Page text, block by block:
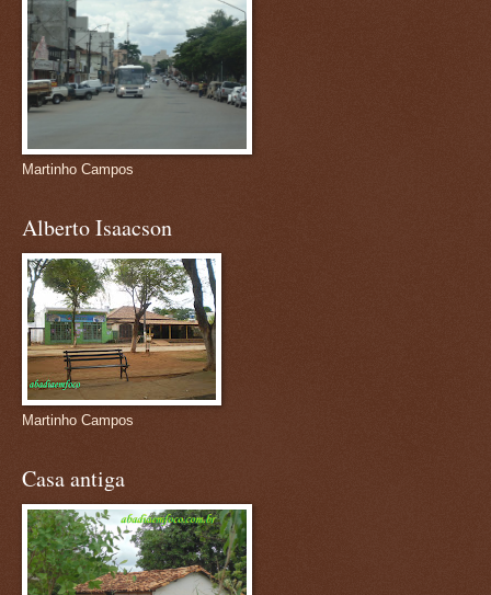
Martinho Campos
Alberto Isaacson
Martinho Campos
Casa antiga